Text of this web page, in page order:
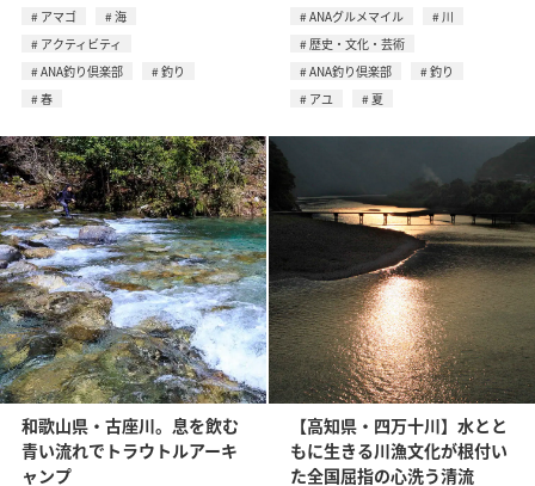
アマゴ
海
アクティビティ
ANA釣り倶楽部
釣り
春
ANAグルメマイル
川
歴史・文化・芸術
ANA釣り倶楽部
釣り
アユ
夏
和歌山県・古座川。息を飲む
青い流れでトラウトルアーキ
ャンプ
【高知県・四万十川】水とと
もに生きる川漁文化が根付い
た全国屈指の心洗う清流